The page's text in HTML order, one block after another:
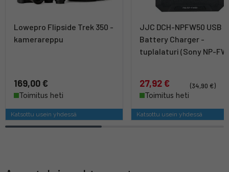
Lowepro Flipside Trek 350 -
kamerareppu
169,00 €
Toimitus heti
Katsottu usein yhdessä
JJC DCH-NPFW50 USB
Battery Charger -
tuplalaturi (Sony NP-
27,92 €
(34,90 €)
Toimitus heti
Katsottu usein yhdessä